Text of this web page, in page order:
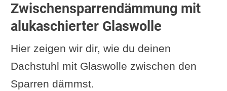
Zwischensparrendämmung mit
alukaschierter Glaswolle
Hier zeigen wir dir, wie du deinen
Dachstuhl mit Glaswolle zwischen den
Sparren dämmst.